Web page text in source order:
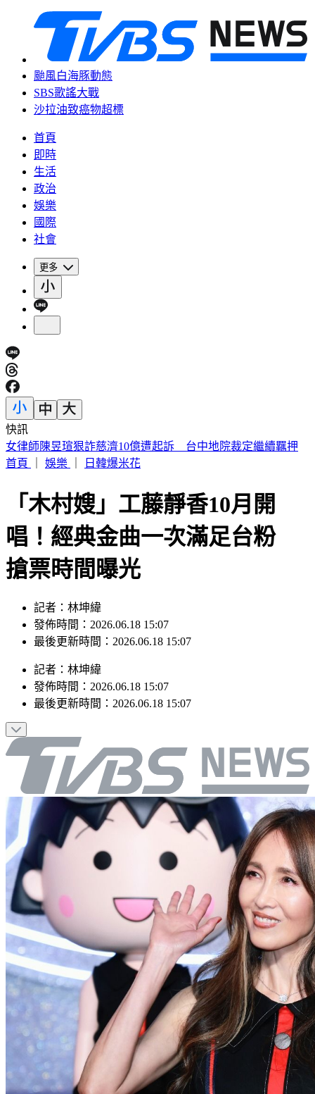
颱風白海豚動態
SBS歌謠大戰
沙拉油致癌物超標
首頁
即時
生活
政治
娛樂
國際
社會
更多
快訊
僅白海豚颱風「沒放過台灣」 北北基桃侵襲率破4成
首頁
娛樂 日韓爆米花
「木村嫂」工藤靜香10月開
唱！經典金曲一次滿足台粉
搶票時間曝光
記者：林坤緯
發佈時間：2026.06.18 15:07
最後更新時間：2026.06.18 15:07
記者 ： 林坤緯
發佈時間： 2026.06.18 15:07
最後更新時間： 2026.06.18 15:07